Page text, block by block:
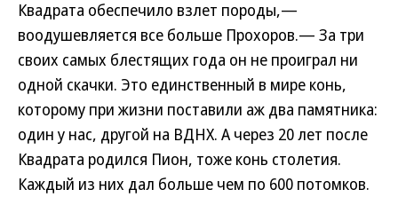
Квадрата обеспечило взлет породы,—
воодушевляется все больше Прохоров.— За три
своих самых блестящих года он не проиграл ни
одной скачки. Это единственный в мире конь,
которому при жизни поставили аж два памятника:
один у нас, другой на ВДНХ. А через 20 лет после
Квадрата родился Пион, тоже конь столетия.
Каждый из них дал больше чем по 600 потомков.